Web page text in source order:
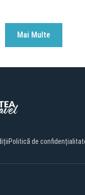
Mai Multe
Politică de